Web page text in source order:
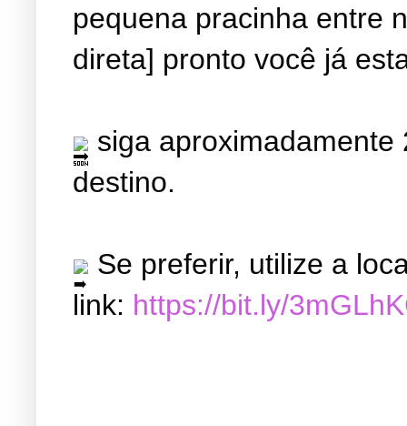
pequena pracinha entre
direta] pronto você já
siga
destino.
Se preferir, utilize a
link: https://bit.ly/